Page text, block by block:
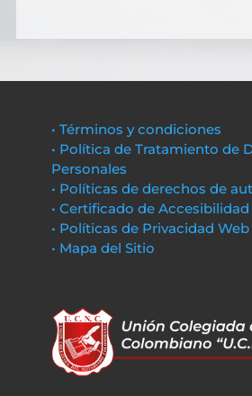
• Términos y condiciones
• Política de Tratamiento de
Personales
• Políticas de derechos de
• Certificado de Accesibilidad
• Políticas de Privacidad Web
• Mapa del Sitio